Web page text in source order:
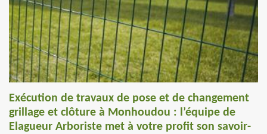
Exécution de travaux de pose et de changement
grillage et clôture à Monhoudou : l’équipe de
Elagueur Arboriste met à votre profit son savoir-